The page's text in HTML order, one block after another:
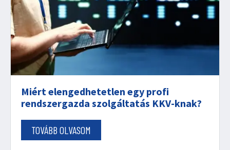
Miért elengedhetetlen egy profi
rendszergazda szolgáltatás KKV-knak?
TOVÁBB OLVASOM